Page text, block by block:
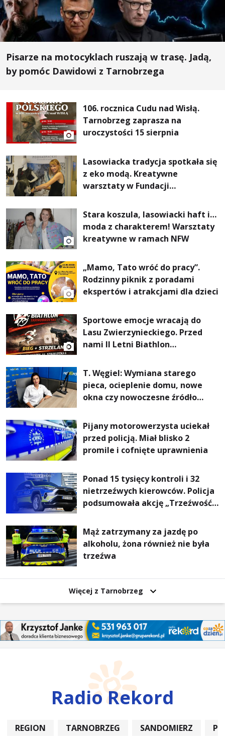
Pisarze na motocyklach ruszają w trasę. Jadą,
by pomóc Dawidowi z Tarnobrzega
106. rocznica Cudu nad Wisłą.
Tarnobrzeg zaprasza na
uroczystości 15 sierpnia
Lasowiacka tradycja spotkała się
z eko modą. Kreatywne
warsztaty w Fundacji
Stara koszula, lasowiacki haft i…
moda z charakterem! Warsztaty
kreatywne w ramach NFW
„Mamo, Tato wróć do pracy”.
Rodzinny piknik z poradami
ekspertów i atrakcjami dla dzieci
Sportowe emocje wracają do
Lasu Zwierzynieckiego. Przed
nami II Letni Biathlon
T. Węgiel: Wymiana starego
pieca, ocieplenie domu, nowe
okna czy nowoczesne źródło
rachunki za energię, lepszy
komfort życia i... czystsze
powietrze
Pijany motorowerzysta uciekał
przed policją. Miał blisko 2
promile i cofnięte uprawnienia
Ponad 15 tysięcy kontroli i 32
nietrzeźwych kierowców. Policja
podsumowała akcję „Trzeźwość”
Mąż zatrzymany za jazdę po
alkoholu, żona również nie była
trzeźwa
Więcej z Tarnobrzeg
Radio Rekord
REGION TARNOBRZEG SANDOMIERZ